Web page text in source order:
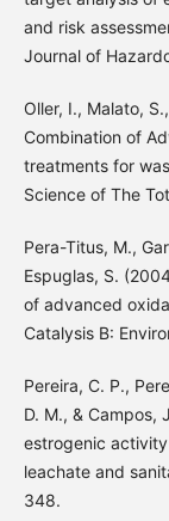
and risk
Journal of
Oller, I., Malato,
Combination of
treatments for
Science of The
Pera-Titus, M.,
Espuglas, S.
of advanced
Catalysis B:
Pereira, C. P.,
D. M., & Campos,
estrogenic
leachate and
348.